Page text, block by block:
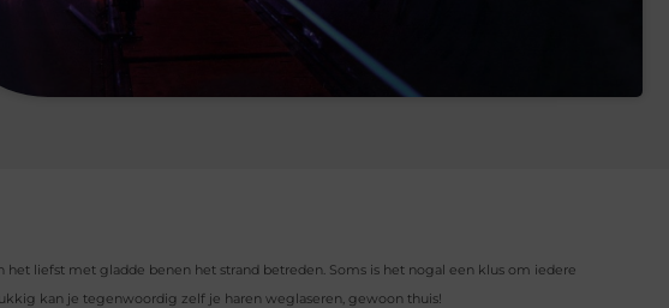
liefst met gladde benen het strand betreden. Soms is het nogal een klus om iedere
kan je tegenwoordig zelf je haren weglaseren, gewoon thuis!